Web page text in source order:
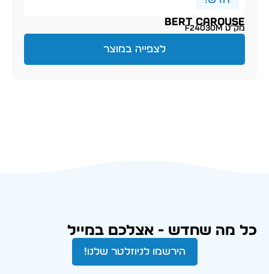
BERT CAROUSE
מק״ט F24030M
לצפייה במוצר
כל מה שחדש - אצלכם במייל
הירשמו לניוזלטר שלנו!